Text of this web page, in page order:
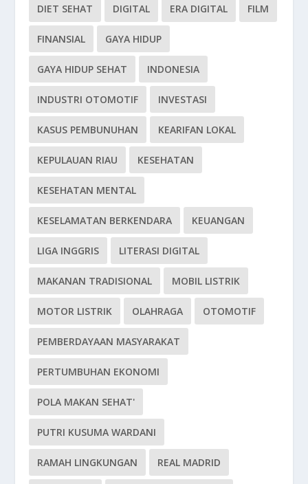
DIET SEHAT DIGITAL ERA DIGITAL FILM
FINANSIAL GAYA HIDUP
GAYA HIDUP SEHAT INDONESIA
INDUSTRI OTOMOTIF INVESTASI
KASUS PEMBUNUHAN KEARIFAN LOKAL
KEPULAUAN RIAU KESEHATAN
KESEHATAN MENTAL
KESELAMATAN BERKENDARA KEUANGAN
LIGA INGGRIS LITERASI DIGITAL
MAKANAN TRADISIONAL MOBIL LISTRIK
MOTOR LISTRIK OLAHRAGA OTOMOTIF
PEMBERDAYAAN MASYARAKAT
PERTUMBUHAN EKONOMI
POLA MAKAN SEHAT'
PUTRI KUSUMA WARDANI
RAMAH LINGKUNGAN REAL MADRID